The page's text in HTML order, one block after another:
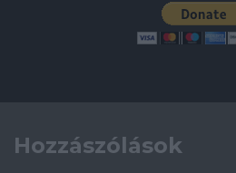
Hozzászólások